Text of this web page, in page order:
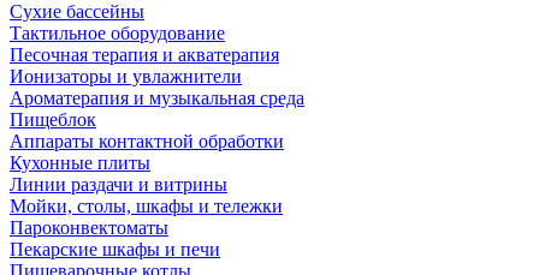
Сухие бассейны
Тактильное оборудование
Песочная терапия и акватерапия
Ионизаторы и увлажнители
Ароматерапия и музыкальная среда
Пищеблок
Аппараты контактной обработки
Кухонные плиты
Линии раздачи и витрины
Мойки, столы, шкафы и тележки
Пароконвектоматы
Пекарские шкафы и печи
Пищеварочные котлы